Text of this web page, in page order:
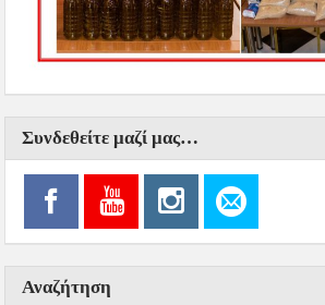
Συνδεθείτε μαζί μας…
Αναζήτηση